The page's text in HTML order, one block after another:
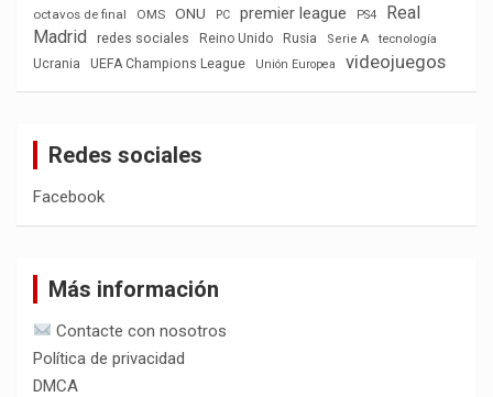
octavos de final OMS ONU PC premier league PS4
Real
Madrid
redes sociales Reino Unido Rusia Serie A
tecnología
Ucrania
UEFA Champions League Unión Europea videojuegos
Redes sociales
Facebook
Más información
Contacte con nosotros
Política de privacidad
DMCA